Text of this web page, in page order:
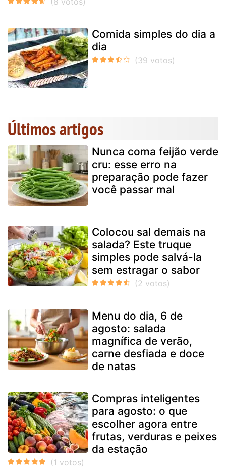
Comida simples do dia a
dia
Últimos artigos
Nunca coma feijão verde
cru: esse erro na
preparação pode fazer
você passar mal
Colocou sal demais na
salada? Este truque
simples pode salvá-la
sem estragar o sabor
Menu do dia, 6 de
agosto: salada
magnífica de verão,
carne desfiada e doce
de natas
Compras inteligentes
para agosto: o que
escolher agora entre
frutas, verduras e peixes
da estação